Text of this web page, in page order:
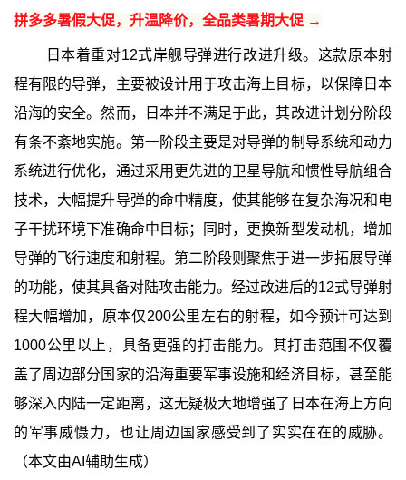
拼多多暑假大促，升温降价，全品类暑期大促 →
日本着重对12式岸舰导弹进行改进升级。这款原本射
程有限的导弹，主要被设计用于攻击海上目标，以保障日本
沿海的安全。然而，日本并不满足于此，其改进计划分阶段
有条不紊地实施。第一阶段主要是对导弹的制导系统和动力
系统进行优化，通过采用更先进的卫星导航和惯性导航组合
技术，大幅提升导弹的命中精度，使其能够在复杂海况和电
子干扰环境下准确命中目标；同时，更换新型发动机，增加
导弹的飞行速度和射程。第二阶段则聚焦于进一步拓展导弹
的功能，使其具备对陆攻击能力。经过改进后的12式导弹射
程大幅增加，原本仅200公里左右的射程，如今预计可达到
1000公里以上，具备更强的打击能力。其打击范围不仅覆
盖了周边部分国家的沿海重要军事设施和经济目标，甚至能
够深入内陆一定距离，这无疑极大地增强了日本在海上方向
的军事威慑力，也让周边国家感受到了实实在在的威胁。
（本文由AI辅助生成）